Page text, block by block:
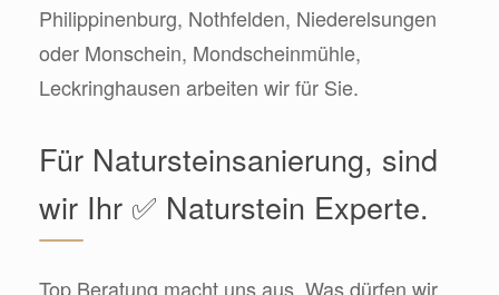
Philippinenburg, Nothfelden, Niederelsungen
oder Monschein, Mondscheinmühle,
Leckringhausen arbeiten wir für Sie.
Für Natursteinsanierung, sind
wir Ihr ✅ Naturstein Experte.
Top Beratung macht uns aus. Was dürfen wir